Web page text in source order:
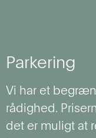
Parkering
Vi har et
rådighed.
det er muligt at